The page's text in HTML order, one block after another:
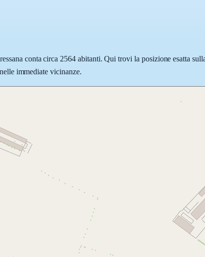
conta circa 2564 abitanti. Qui trovi la posizione esatta
immediate vicinanze.